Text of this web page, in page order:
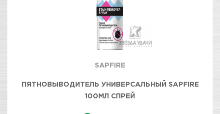
SAPFIRE
ПЯТНОВЫВОДИТЕЛЬ УНИВЕРСАЛЬНЫЙ SAPFIRE
100МЛ СПРЕЙ